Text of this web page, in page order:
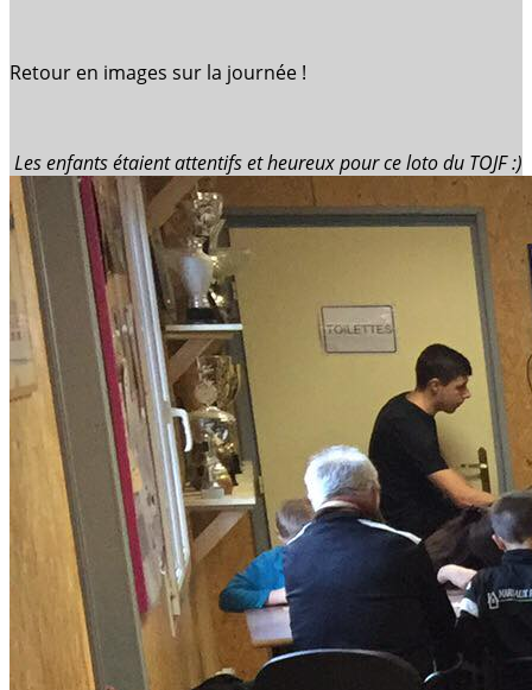
Retour en images sur la journée !
Les enfants étaient attentifs et heureux pour ce loto du TOJF :)